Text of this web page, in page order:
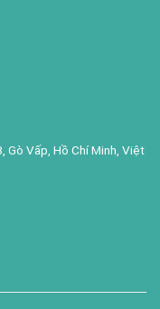
Vấp, Hồ Chí Minh, Việt